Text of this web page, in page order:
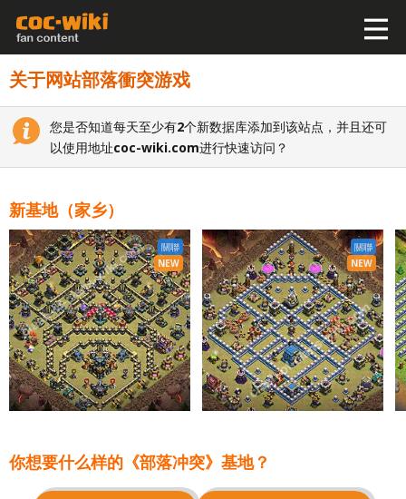
关于网站部落衝突游戏
您是否知道每天至少有2个新数据库添加到该站点，并且还可
以使用地址coc-wiki.com进行快速访问？
新基地（家乡）
關聯
NEW
關聯
NEW
你想要什么样的《部落冲突》基地？